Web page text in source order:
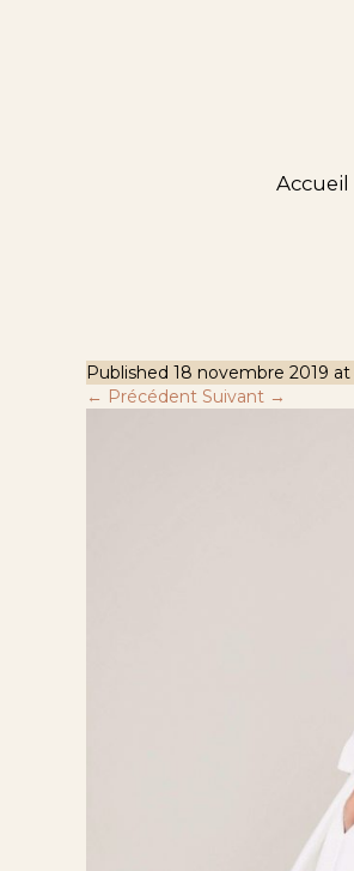
Accueil
Published 18 novembre 2019 at
← Précédent Suivant →